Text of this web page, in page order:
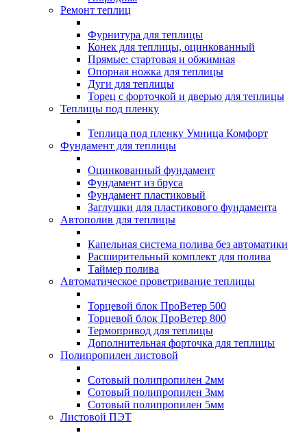
Ремонт теплиц
Фурнитура для теплицы
Конек для теплицы, оцинкованный
Прямые: стартовая и обжимная
Опорная ножка для теплицы
Дуги для теплицы
Торец с форточкой и дверью для теплицы
Теплицы под пленку
Теплица под пленку Умница Комфорт
Фундамент для теплицы
Оцинкованный фундамент
Фундамент из бруса
Фундамент пластиковый
Заглушки для пластикового фундамента
Автополив для теплицы
Капельная система полива без автоматики
Расширительный комплект для полива
Таймер полива
Автоматическое проветривание теплицы
Торцевой блок ПроВетер 500
Торцевой блок ПроВетер 800
Термопривод для теплицы
Дополнительная форточка для теплицы
Полипропилен листовой
Сотовый полипропилен 2мм
Сотовый полипропилен 3мм
Сотовый полипропилен 5мм
Листовой ПЭТ